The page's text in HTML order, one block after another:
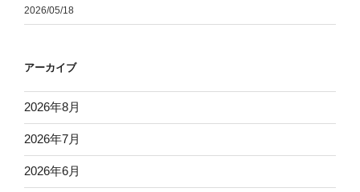
2026/05/18
アーカイブ
2026年8月
2026年7月
2026年6月